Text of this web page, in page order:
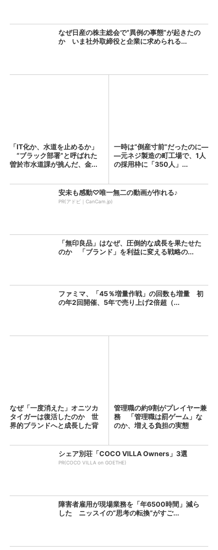
なぜ日産の株主総会で“異例の事態”が起きたの
か いま社外取締役と企業に求められる...
「IT化か、水道を止めるか」
“ブラック部署”と呼ばれた
曽於市水道課が挑んだ、金...
一時は“倒産寸前”だったのに―
―元ネジ製造の町工場で、1人
の採用枠に「350人」...
安未も感動♡唯一無二の動画が作れる♪
PR(アドビ｜CanCam.jp)
「無印良品」はなぜ、圧倒的な成長を果たせた
のか 「ブランド」を利益に変える戦略の...
ファミマ、「45％増量作戦」の回数も増量 初
の年2回開催、5年で売り上げ2倍超（...
なぜ「一度消えた」オニツカ
タイガーは復活したのか 世
界的ブランドへと成長した背
管理職の約9割がプレイヤー兼
務 「管理職は罰ゲーム」な
のか、増える負担の実態
シェア別荘「COCO VILLA Owners」3選
PR(COCO VILLA on GOETHE)
障害者雇用が現場業務を「年6500時間」減ら
した ニッスイの“思考の転換”がすご...